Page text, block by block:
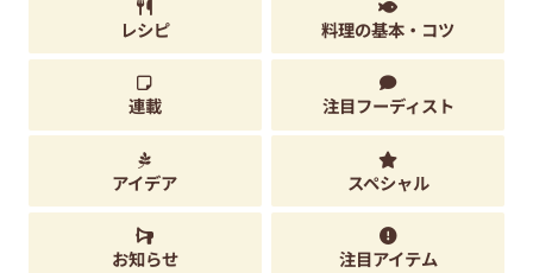
レシピ 料理の基本・コツ
連載 注目フーディスト
アイデア スペシャル
お知らせ 注目アイテム